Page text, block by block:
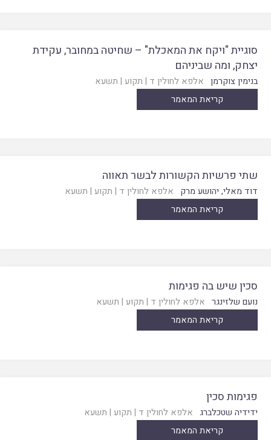
סוגיית "ויקח את המאכלת" – שחיטה במחובר, עקידת
יצחק, ומה שביניהם
בנימין צוקרמן אלפא לחולין ד | תקוע | תשעא
קריאת המאמר
שתי פרשיות הקשורות לבשר תאווה
דוד מאלי, יהושע מרק אלפא לחולין ד | תקוע | תשעא
קריאת המאמר
סכין שיש בה פגימות
נועם שלזינגר אלפא לחולין ד | תקוע | תשעא
קריאת המאמר
פגימות סכין
ידידיה שטכלברג אלפא לחולין ד | תקוע | תשעא
קריאת המאמר